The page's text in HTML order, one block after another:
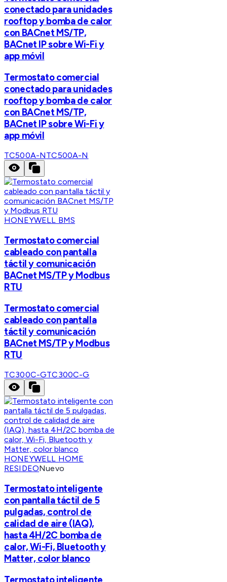
conectado para unidades
rooftop y bomba de calor
con BACnet MS/TP,
BACnet IP sobre Wi-Fi y
app móvil
Termostato comercial
conectado para unidades
rooftop y bomba de calor
con BACnet MS/TP,
BACnet IP sobre Wi-Fi y
app móvil
TC500A-NTC500A-N
HONEYWELL BMS
Termostato comercial
cableado con pantalla
táctil y comunicación
BACnet MS/TP y Modbus
RTU
Termostato comercial
cableado con pantalla
táctil y comunicación
BACnet MS/TP y Modbus
RTU
TC300C-GTC300C-G
HONEYWELL HOME
RESIDEONuevo
Termostato inteligente
con pantalla táctil de 5
pulgadas, control de
calidad de aire (IAQ),
hasta 4H/2C bomba de
calor, Wi-Fi, Bluetooth y
Matter, color blanco